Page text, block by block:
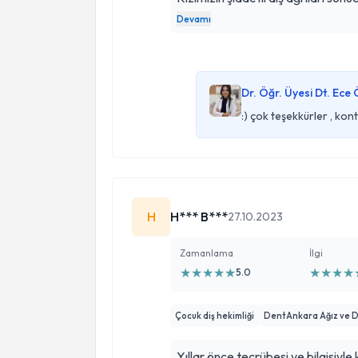
sedasyonla diş tedavisi
sürede tüm dişler tedavi edildi.
atlatmamıza vesile olan Ece
Devamı
Dr. Öğr. Üyesi Dt.
:) çok teşekkürler ,
H H*** B***27.10.2023
Zamanlama
★★★★★5.0
İlgi
★★★★
Çocuk diş hekimliği DentAnkara Ağız ve